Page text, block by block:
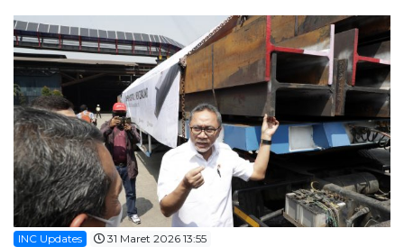
INC Updates 31 Maret 2026 13:55
Editorial
INC Updates
INFO MUDIK
Coorporate
CSER
SMEDEV
MICE
Research